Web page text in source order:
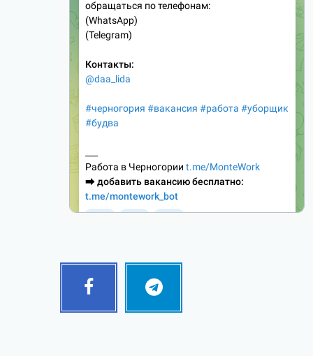
Facebook Telegram
Follow